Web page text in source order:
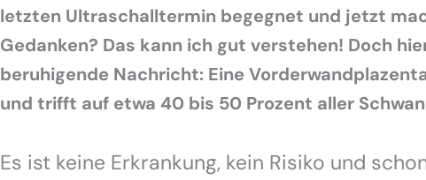
letzten Ultraschalltermin begegnet und jetzt
Gedanken? Das kann ich gut verstehen! Doch
beruhigende Nachricht: Eine
und trifft auf etwa 40 bis 50 Prozent aller
Es ist keine Erkrankung, kein Risiko und